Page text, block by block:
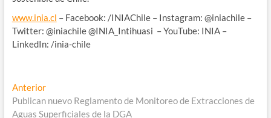
www.inia.cl – Facebook: /INIAChile – Instagram: @iniachile –
Twitter: @iniachile @INIA_Intihuasi – YouTube: INIA –
LinkedIn: /inia-chile
Navegación
de
AnteriorEntrada
anterior:
Publican nuevo Reglamento de Monitoreo de Extracciones de
Aguas Superficiales de la DGA